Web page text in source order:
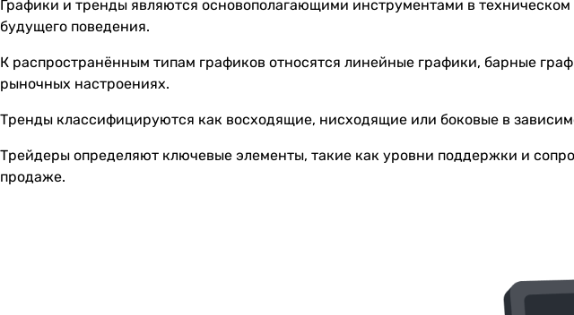
Графики и тренды являются основополагающими инструментами в
будущего поведения.
К распространённым типам графиков относятся линейные графики, барные
рыночных настроениях.
Тренды классифицируются как восходящие, нисходящие или боковые в
Трейдеры определяют ключевые элементы, такие как уровни поддержки и
продаже.